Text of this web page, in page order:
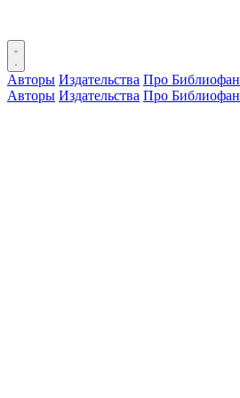
Авторы Издательства Про Библиофан
Авторы Издательства Про Библиофан